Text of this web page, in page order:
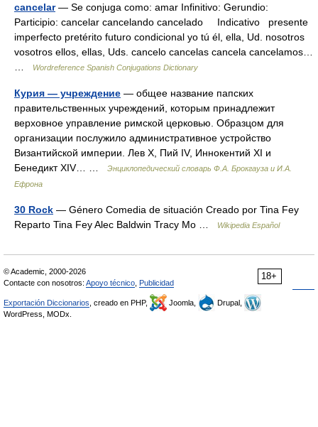
cancelar— Se conjuga como: amar Infinitivo: Gerundio:
Participio: cancelar cancelando cancelado Indicativo presente
imperfecto pretérito futuro condicional yo tú él, ella, Ud. nosotros
vosotros ellos, ellas, Uds. cancelo cancelas cancela cancelamos…
Wordreference Spanish Conjugations Dictionary
Курия — учреждение — общее название папских
правительственных учреждений, которым принадлежит
верховное управление римской церковью. Образцом для
организации послужило административное устройство
Византийской империи. Лев X, Пий IV, Иннокентий XI и
Бенедикт XIV… …
Энциклопедический словарь Ф.А. Брокгауза и И.А.
Ефрона
30 Rock — Género Comedia de situación Creado por Tina Fey
Reparto Tina Fey Alec Baldwin Tracy Mo …
Wikipedia Español
18+
© Academic, 2000-2026
Contacte con nosotros: Apoyo técnico Publicidad
Exportación Diccionarios , creado en PHP, Joomla,
Drupal,
WordPress, MODx.